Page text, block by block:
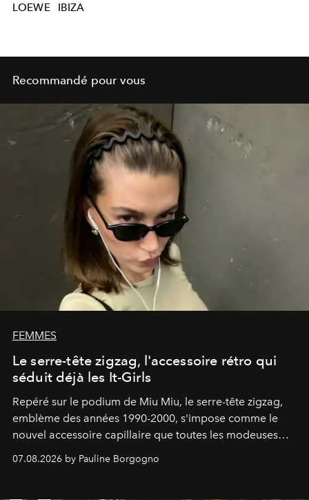
LOEWE IBIZA
Recommandé pour vous
FEMMES
Le serre-tête zigzag, l'accessoire rétro qui
séduit déjà les It-Girls
Repéré sur le podium de Miu Miu, le serre-tête zigzag,
emblème des années 1990-2000, s'impose comme le
nouvel accessoire capillaire que toutes les modeuses
07.08.2026 by Pauline Borgogno